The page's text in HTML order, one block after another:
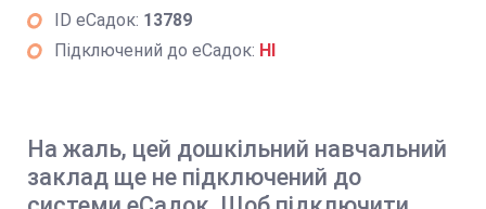
ID еСадок: 13789
Підключений до еСадок: НІ
На жаль, цей дошкільний навчальний
заклад ще не підключений до